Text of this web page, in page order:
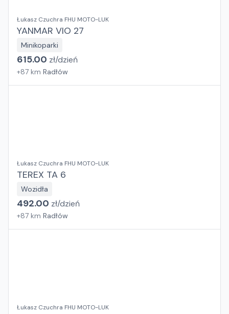
Łukasz Czuchra FHU MOTO-LUK
YANMAR VIO 27
Minikoparki
615.00 zł/dzień
+87 km Radłów
Łukasz Czuchra FHU MOTO-LUK
TEREX TA 6
Wozidła
492.00 zł/dzień
+87 km Radłów
Łukasz Czuchra FHU MOTO-LUK